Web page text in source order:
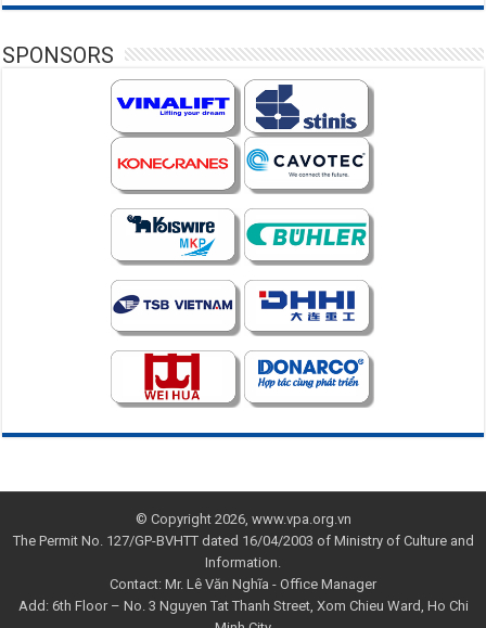
SPONSORS
© Copyright 2026, www.vpa.org.vn
The Permit No. 127/GP-BVHTT dated 16/04/2003 of Ministry of Culture and
Information.
Contact: Mr. Lê Văn Nghĩa - Office Manager
Add: 6th Floor – No. 3 Nguyen Tat Thanh Street, Xom Chieu Ward, Ho Chi